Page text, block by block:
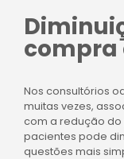
compra
Nos consultórios
muitas vezes,
com a redução
pacientes pode
questões mais